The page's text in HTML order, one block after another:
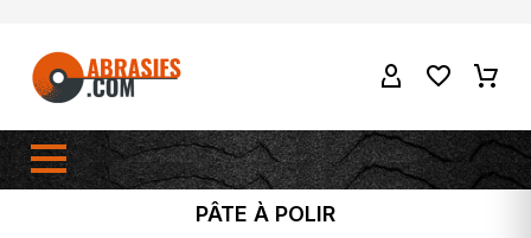
PÂTE À POLIR